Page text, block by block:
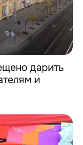
дарить
и